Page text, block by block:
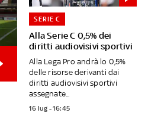
Alla Serie C 0,5% dei
diritti audiovisivi sportivi
SERIE C
Alla Lega Pro andrà lo 0,5%
delle risorse derivanti dai
diritti audiovisivi sportivi
assegnate...
16 lug - 16:45